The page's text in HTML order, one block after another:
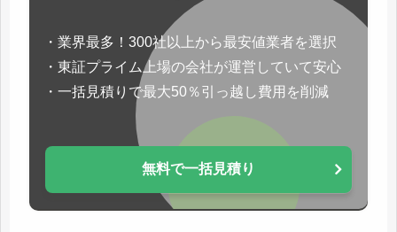
・業界最多！300社以上から最安値業者を選択
・東証プライム上場の会社が運営していて安心
・一括見積りで最大50％引っ越し費用を削減
無料で一括見積り